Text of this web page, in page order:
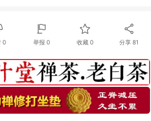
0 举报 0 收藏 0 分享81